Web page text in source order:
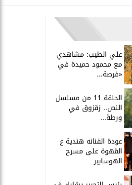
علي الطيب: مشاهدي
مع محمود حميدة في
«فرصة...
الحلقة 11 من مسلسل
النص.. زقزوق في
ورطة...
عودة الفنانه هندية ع
القهوة على مسرح
الهوسابير